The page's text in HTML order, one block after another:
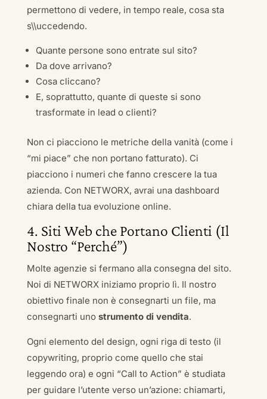
permettono di vedere, in tempo reale, cosa sta
s\\uccedendo.
Quante persone sono entrate sul sito?
Da dove arrivano?
Cosa cliccano?
E, soprattutto, quante di queste si sono
trasformate in lead o clienti?
Non ci piacciono le metriche della vanità (come i
“mi piace” che non portano fatturato). Ci
piacciono i numeri che fanno crescere la tua
azienda. Con NETWORX, avrai una dashboard
chiara della tua evoluzione online.
4. Siti Web che Portano Clienti (Il
Nostro “Perché”)
Molte agenzie si fermano alla consegna del sito.
Noi di NETWORX iniziamo proprio lì. Il nostro
obiettivo finale non è consegnarti un file, ma
consegnarti uno strumento di vendita.
Ogni elemento del design, ogni riga di testo (il
copywriting, proprio come quello che stai
leggendo ora) e ogni “Call to Action” è studiata
per guidare l’utente verso un’azione: chiamarti,